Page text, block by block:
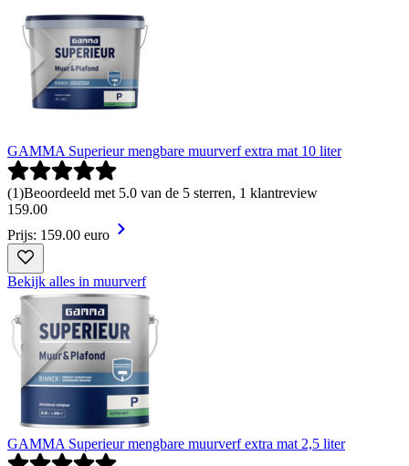
GAMMA Superieur mengbare muurverf extra mat 10 liter
(1)Beoordeeld met 5.0 van de 5 sterren, 1 klantreview
159.00
Prijs: 159.00 euro
Bekijk alles in muurverf
GAMMA Superieur mengbare muurverf extra mat 2,5 liter